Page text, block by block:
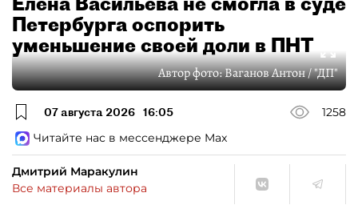
Петербурга оспорить
уменьшение своей доли в ПНТ
Автор фото:Ваганов Антон / "ДП"
07 августа 2026 16:05
1258
Читайте нас в мессенджере Max
Дмитрий Маракулин
Все материалы автора